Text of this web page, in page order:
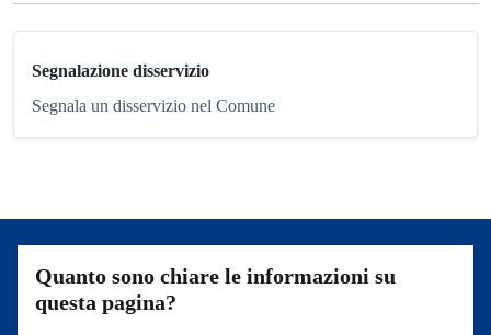
Segnalazione disservizio
Segnala un disservizio nel Comune
Quanto sono chiare le informazioni su
questa pagina?